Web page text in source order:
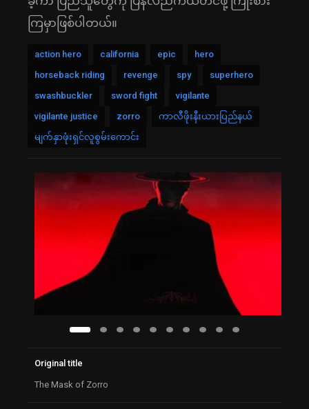
ကြမှာဖြစ်ပါတယ်။
action hero california epic
hero
horseback riding
revenge spy
superhero
swashbuckler
sword fight
vigilante
vigilante justice
zorro
ကာလီဖိုးနီးယားပြည်နယ်
မျက်နှာဖုံးရှင်လူစွမ်းကောင်း
Original title
The Mask of Zorro